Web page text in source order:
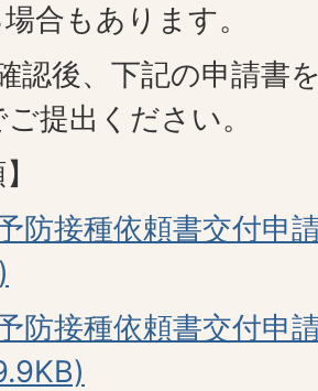
合もあります。
後、下記の申請書
提出ください。
防接種依頼書交付申
防接種依頼書交付申